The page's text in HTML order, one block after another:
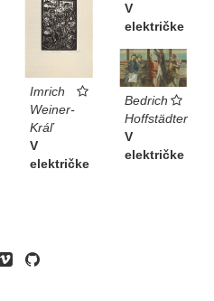
V
električke
Imrich
Weiner-
Kráľ
V
električke
Bedrich
Hoffstädter
V
električke